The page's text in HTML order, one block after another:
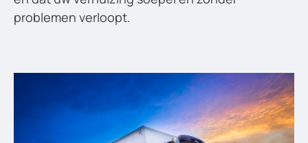
problemen verloopt.